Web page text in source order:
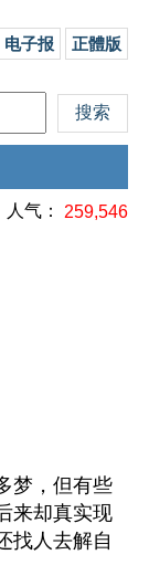
电子报 正體版
人气： 259,546
梦，但有些
来却真实现
找人去解自